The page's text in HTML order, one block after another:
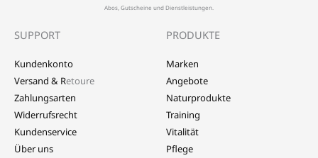
PRODUKTE
Marken
Angebote
Naturprodukte
Training
Vitalität
Pflege
SUPPORT
Kundenkonto
Versand & Retoure
Zahlungsarten
Widerrufsrecht
Kundenservice
Über uns
Abos, Gutscheine und Dienstleistungen.